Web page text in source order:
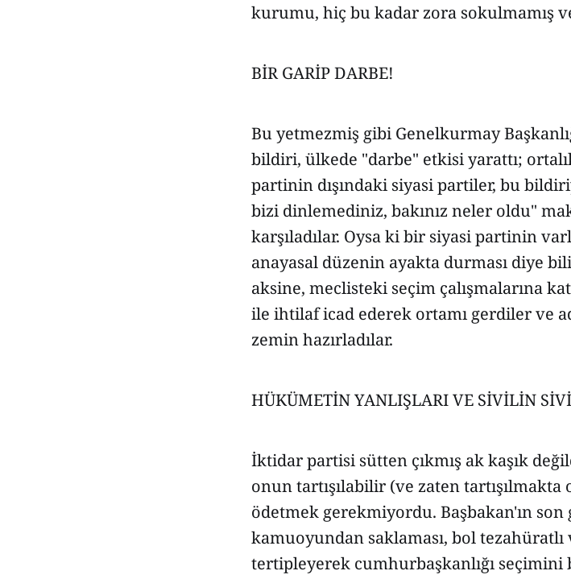
kurumu, hiç bu kadar zora sokulmamış
BİR GARİP DARBE!
Bu yetmezmiş gibi Genelkurmay
bildiri, ülkede "darbe" etkisi yarattı;
partinin dışındaki siyasi partiler, bu
bizi dinlemediniz, bakınız neler oldu"
karşıladılar. Oysa ki bir siyasi partinin
anayasal düzenin ayakta durması diye
aksine, meclisteki seçim çalışmalarına
ile ihtilaf icad ederek ortamı gerdiler ve
zemin hazırladılar.
HÜKÜMETİN YANLIŞLARI VE SİVİLİN
İktidar partisi sütten çıkmış ak kaşık
onun tartışılabilir (ve zaten
ödetmek gerekmiyordu. Başbakan'ın
kamuoyundan saklaması, bol
tertipleyerek cumhurbaşkanlığı